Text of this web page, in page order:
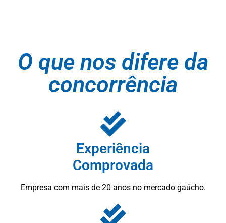
O que nos difere da
concorrência
Experiência
Comprovada
Empresa com mais de 20 anos no mercado gaúcho.